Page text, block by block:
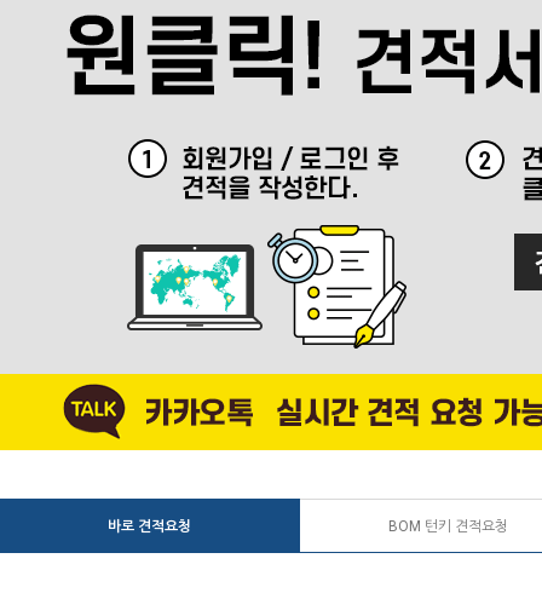
바로 견적요청 BOM 턴키 견적요청